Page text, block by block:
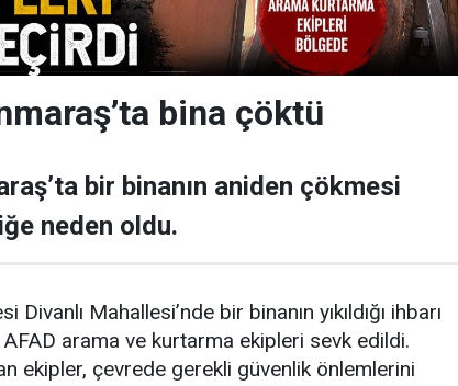
bina çöktü
bir binanın aniden çökmesi
neden oldu.
Divanlı Mahallesi’nde bir binanın yıkıldığı ihbarı
arama ve kurtarma ekipleri sevk edildi.
ekipler, çevrede gerekli güvenlik önlemlerini